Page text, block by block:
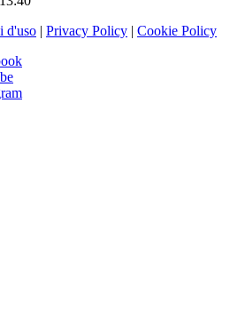
d'uso | Privacy Policy | Cookie Policy